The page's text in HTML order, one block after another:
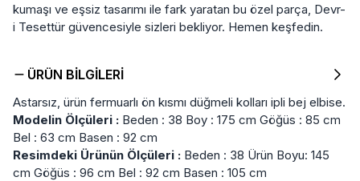
kumaşı ve eşsiz tasarımı ile fark yaratan bu özel parça, Devr-
i Tesettür güvencesiyle sizleri bekliyor. Hemen keşfedin.
ÜRÜN BILGILERI
Astarsız, ürün fermuarlı ön kısmı düğmeli kolları ipli bej elbise.
Modelin Ölçüleri : Beden : 38 Boy : 175 cm Göğüs : 85 cm
Bel : 63 cm Basen : 92 cm
Resimdeki Ürünün Ölçüleri : Beden : 38 Ürün Boyu: 145
cm Göğüs : 96 cm Bel : 92 cm Basen : 105 cm